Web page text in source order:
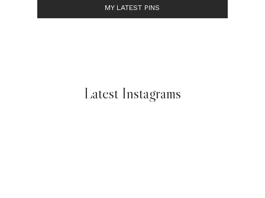
MY LATEST PINS
Latest Instagrams